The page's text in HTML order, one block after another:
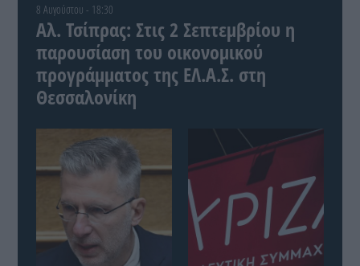
8 Αυγούστου - 18:30
Αλ. Τσίπρας: Στις 2 Σεπτεμβρίου η
παρουσίαση του οικονομικού
προγράμματος της ΕΛ.Α.Σ. στη
Θεσσαλονίκη